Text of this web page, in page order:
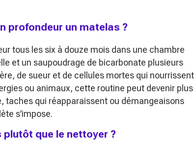
profondeur un matelas ?
tous les six à douze mois dans une chambre
et un saupoudrage de bicarbonate plusieurs
de sueur et de cellules mortes qui nourrissent
ou animaux, cette routine peut devenir plus
taches qui réapparaissent ou démangeaisons
s’impose.
que le nettoyer ?